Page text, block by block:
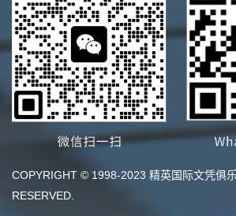
COPYRIGHT © 1998-2023 精英国际文凭俱
RESERVED.